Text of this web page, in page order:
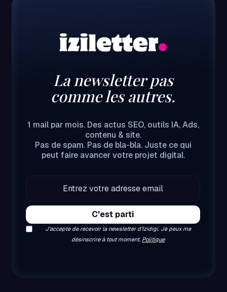
La newsletter pas
comme les autres.
1 mail par mois. Des actus SEO, outils IA, Ads,
contenu & site.
Pas de spam. Pas de bla-bla. Juste ce qui
peut faire avancer votre projet digital.
J’accepte de recevoir la newsletter d’Izidigi. Je peux me
désinscrire à tout moment. Politique